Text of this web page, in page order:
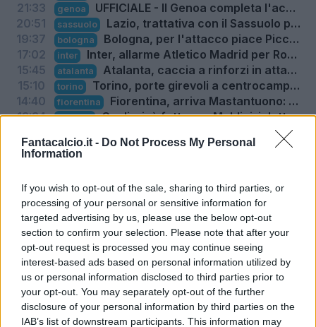
Fantacalcio.it - Do Not Process My Personal
Information
If you wish to opt-out of the sale, sharing to third parties, or
processing of your personal or sensitive information for
targeted advertising by us, please use the below opt-out
section to confirm your selection. Please note that after your
opt-out request is processed you may continue seeing
interest-based ads based on personal information utilized by
us or personal information disclosed to third parties prior to
your opt-out. You may separately opt-out of the further
disclosure of your personal information by third parties on the
IAB’s list of downstream participants. This information may
21:33
genoa
UFFICIALE - Il Genoa completa l'acquisto di Sow: il comunicato
20:51
sassuolo
Lazio, trattativa con il Sassuolo per Pinamonti: le ultime
19:37
bologna
Bologna, per l'attacco piace Piccoli: trattativa iniziale con la Fiorentina
17:02
inter
Inter, allarme Atletico Madrid per Romero: la strategia dei Colchoneros
15:45
atalanta
Atalanta, caccia a rinforzi in attacco: spunta anche Diao
15:10
torino
Torino, porte girevoli a centrocampo: spunta Cajuste
14:40
fiorentina
Fiorentina, arriva Mastantuono: stasera sarà al Viola Park
13:34
cagliari
Cagliari, è fatta per Maldini: i dettagli dell'affare
Roma, Pellegrini verso il rinnovo di contratto: le ultime
12:46
milan
Milan, per l'attacco torna di moda Osorio
11:15
Roma, ipotesi Endrick: la cessione di Soulé può sbloccarlo
10:34
napoli
Napoli, l'addio di Lukaku entro il weekend: ecco dove andrà
10:07
chelsea
Palestra: "Il Chelsea e la Premier un mondo bellissimo"
09:41
juventus
Pjanic su Alajbegovic alla Juventus: "Rifiutate offerte migliori"
09:21
bologna
Calciomercato Bologna: offerta da 35 milioni Rowe, le ultime
08:42
napoli
Calciomercato Napoli: in arrivo Badiashile, via Rafa Marin, le cifre
08:36
roma
Calciomercato Roma: dopo Molina è caccia all'esterno
08:21
milan
Calciomercato Milan: arriverà almeno un altro esterno
07:42
juventus
Calciomercato Juventus: doppio scambio con il Bologna